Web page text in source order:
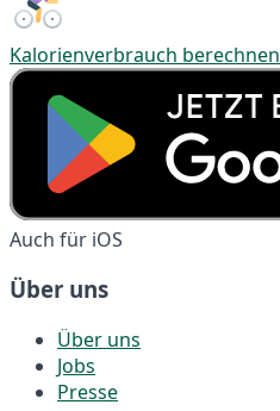
Kalorienverbrauch berechnen
Auch für iOS
Über uns
Über uns
Jobs
Presse